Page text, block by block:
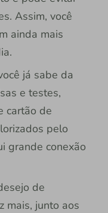
Assim, você
ainda mais
já sabe da
e testes,
cartão de
pelo
grande conexão
de
mais, junto aos